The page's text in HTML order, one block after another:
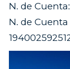
N. de
N. de